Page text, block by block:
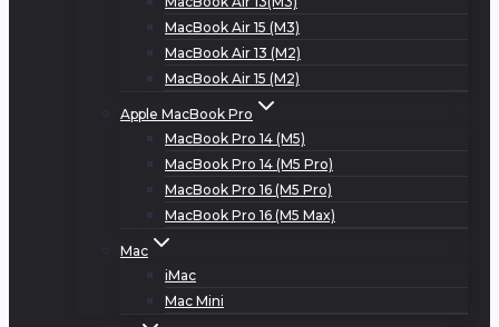
MacBook Air 15 (M3)
MacBook Air 13 (M2)
MacBook Air 15 (M2)
Apple MacBook Pro
MacBook Pro 14 (M5)
MacBook Pro 14 (M5 Pro)
MacBook Pro 16 (M5 Pro)
MacBook Pro 16 (M5 Max)
Mac
iMac
Mac Mini